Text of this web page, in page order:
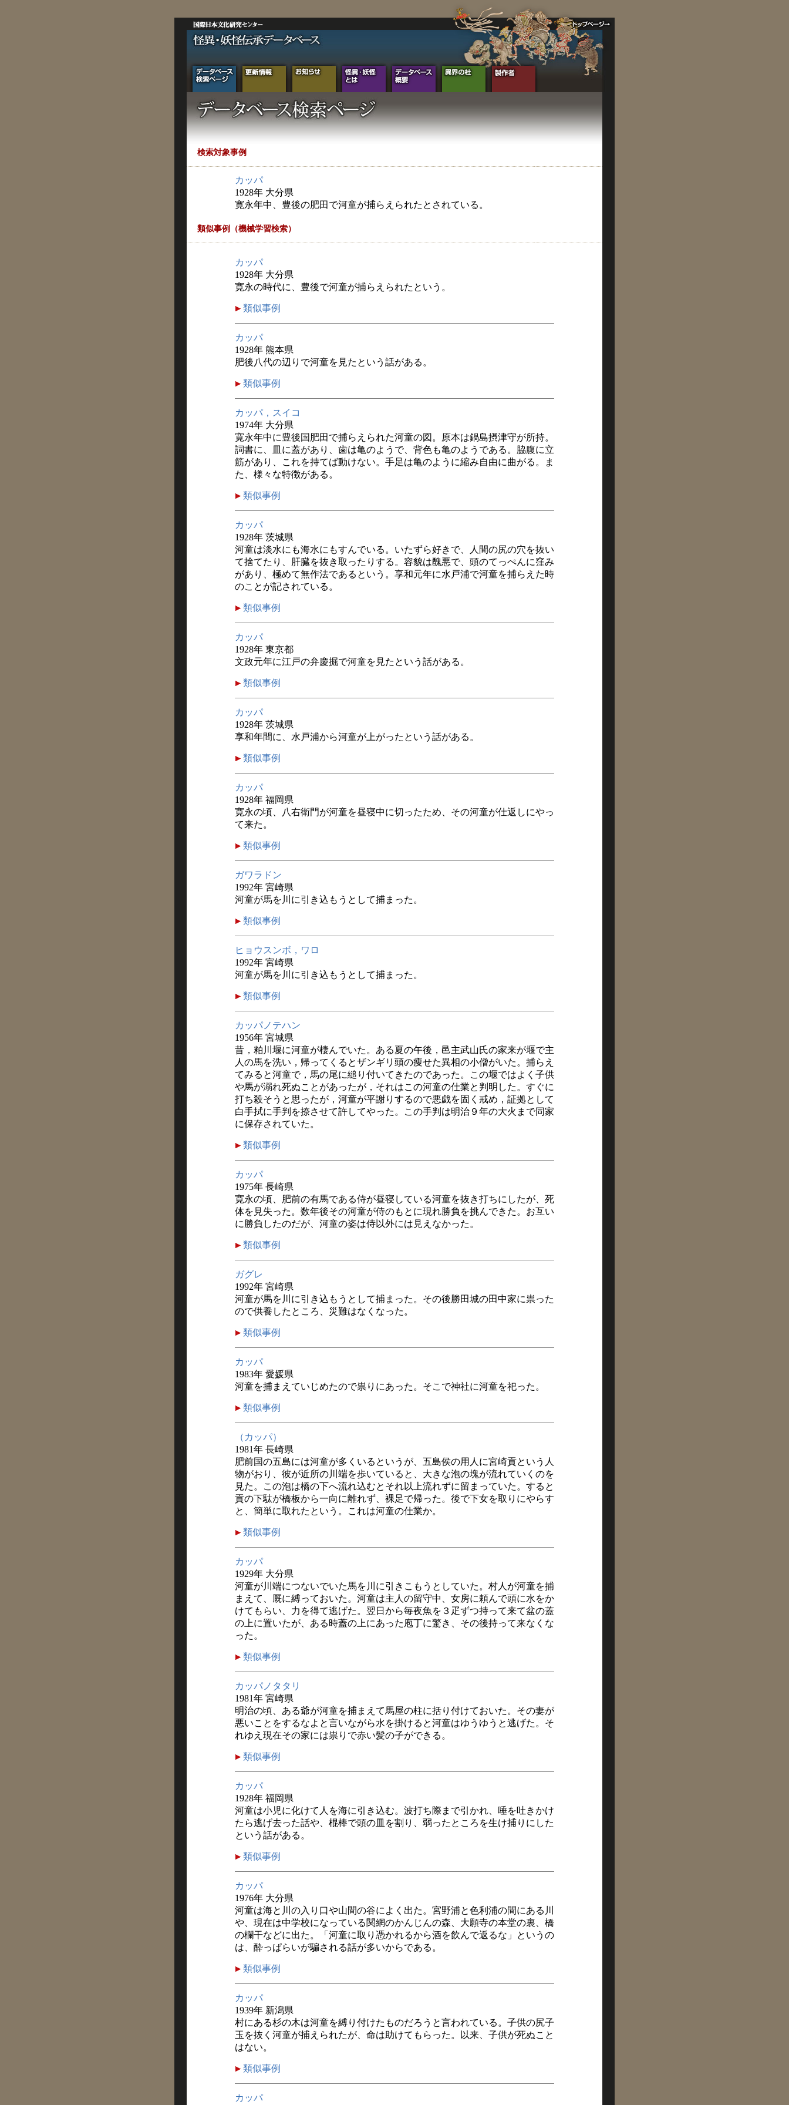
検索対象事例
カッパ
1928年 大分県
寛永年中、豊後の肥田で河童が捕らえられたとされている。
類似事例（機械学習検索）
カッパ
1928年 大分県
寛永の時代に、豊後で河童が捕らえられたという。
類似事例
カッパ
1928年 熊本県
肥後八代の辺りで河童を見たという話がある。
類似事例
カッパ，スイコ
1974年 大分県
寛永年中に豊後国肥田で捕らえられた河童の図。原本は鍋島摂津守が所持。
詞書に、皿に蓋があり、歯は亀のようで、背色も亀のようである。脇腹に立
筋があり、これを持てば動けない。手足は亀のように縮み自由に曲がる。ま
た、様々な特徴がある。
類似事例
カッパ
1928年 茨城県
河童は淡水にも海水にもすんでいる。いたずら好きで、人間の尻の穴を抜い
て捨てたり、肝臓を抜き取ったりする。容貌は醜悪で、頭のてっぺんに窪み
があり、極めて無作法であるという。享和元年に水戸浦で河童を捕らえた時
のことが記されている。
類似事例
カッパ
1928年 東京都
文政元年に江戸の弁慶掘で河童を見たという話がある。
類似事例
カッパ
1928年 茨城県
享和年間に、水戸浦から河童が上がったという話がある。
類似事例
カッパ
1928年 福岡県
寛永の頃、八右衛門が河童を昼寝中に切ったため、その河童が仕返しにやっ
て来た。
類似事例
ガワラドン
1992年 宮崎県
河童が馬を川に引き込もうとして捕まった。
類似事例
ヒョウスンボ，ワロ
1992年 宮崎県
河童が馬を川に引き込もうとして捕まった。
類似事例
カッパノテハン
1956年 宮城県
昔，粕川堰に河童が棲んでいた。ある夏の午後，邑主武山氏の家来が堰で主
人の馬を洗い，帰ってくるとザンギリ頭の痩せた異相の小僧がいた。捕らえ
てみると河童で，馬の尾に縋り付いてきたのであった。この堰ではよく子供
や馬が溺れ死ぬことがあったが，それはこの河童の仕業と判明した。すぐに
打ち殺そうと思ったが，河童が平謝りするので悪戯を固く戒め，証拠として
白手拭に手判を捺させて許してやった。この手判は明治９年の大火まで同家
に保存されていた。
類似事例
カッパ
1975年 長崎県
寛永の頃、肥前の有馬である侍が昼寝している河童を抜き打ちにしたが、死
体を見失った。数年後その河童が侍のもとに現れ勝負を挑んできた。お互い
に勝負したのだが、河童の姿は侍以外には見えなかった。
類似事例
ガグレ
1992年 宮崎県
河童が馬を川に引き込もうとして捕まった。その後勝田城の田中家に祟った
ので供養したところ、災難はなくなった。
類似事例
カッパ
1983年 愛媛県
河童を捕まえていじめたので祟りにあった。そこで神社に河童を祀った。
類似事例
（カッパ）
1981年 長崎県
肥前国の五島には河童が多くいるというが、五島侯の用人に宮崎貢という人
物がおり、彼が近所の川端を歩いていると、大きな泡の塊が流れていくのを
見た。この泡は橋の下へ流れ込むとそれ以上流れずに留まっていた。すると
貢の下駄が橋板から一向に離れず、裸足で帰った。後で下女を取りにやらす
と、簡単に取れたという。これは河童の仕業か。
類似事例
カッパ
1929年 大分県
河童が川端につないでいた馬を川に引きこもうとしていた。村人が河童を捕
まえて、厩に縛っておいた。河童は主人の留守中、女房に頼んで頭に水をか
けてもらい、力を得て逃げた。翌日から毎夜魚を３疋ずつ持って来て盆の蓋
の上に置いたが、ある時蓋の上にあった庖丁に驚き、その後持って来なくな
った。
類似事例
カッパノタタリ
1981年 宮崎県
明治の頃、ある爺が河童を捕まえて馬屋の柱に括り付けておいた。その妻が
悪いことをするなよと言いながら水を掛けると河童はゆうゆうと逃げた。そ
れゆえ現在その家には祟りで赤い髪の子ができる。
類似事例
カッパ
1928年 福岡県
河童は小児に化けて人を海に引き込む。波打ち際まで引かれ、唾を吐きかけ
たら逃げ去った話や、棍棒で頭の皿を割り、弱ったところを生け捕りにした
という話がある。
類似事例
カッパ
1976年 大分県
河童は海と川の入り口や山間の谷によく出た。宮野浦と色利浦の間にある川
や、現在は中学校になっている関網のかんじんの森、大願寺の本堂の裏、橋
の欄干などに出た。「河童に取り憑かれるから酒を飲んで返るな」というの
は、酔っぱらいが騙される話が多いからである。
類似事例
カッパ
1939年 新潟県
村にある杉の木は河童を縛り付けたものだろうと言われている。子供の尻子
玉を抜く河童が捕えられたが、命は助けてもらった。以来、子供が死ぬこと
はない。
類似事例
カッパ